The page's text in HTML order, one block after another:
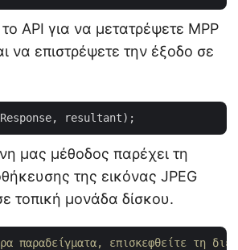
API για να μετατρέψετε MPP
να επιστρέψετε την έξοδο σε
μας μέθοδος παρέχει τη
της εικόνας JPEG
τοπική μονάδα δίσκου.
παραδείγματα, επισκεφθείτε τη